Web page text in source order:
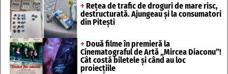
+ Rețea de trafic de droguri de mare risc,
destructurată. Ajungeau și la consumatori
din Pitești
+ Două filme în premieră la
Cinematograful de Artă „Mircea Diaconu”!
Cât costă biletele și când au loc
proiecțiile